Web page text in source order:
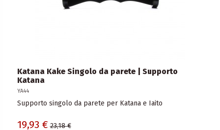
Katana Kake Singolo da parete | Supporto
Katana
YA44
Supporto singolo da parete per Katana e Iaito
19,93 € 23,18 €